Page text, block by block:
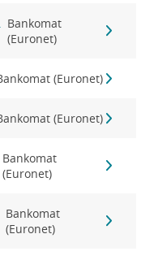
Bankomat
(Euronet)
(Euronet)
(Euronet)
Bankomat
(Euronet)
Bankomat
(Euronet)